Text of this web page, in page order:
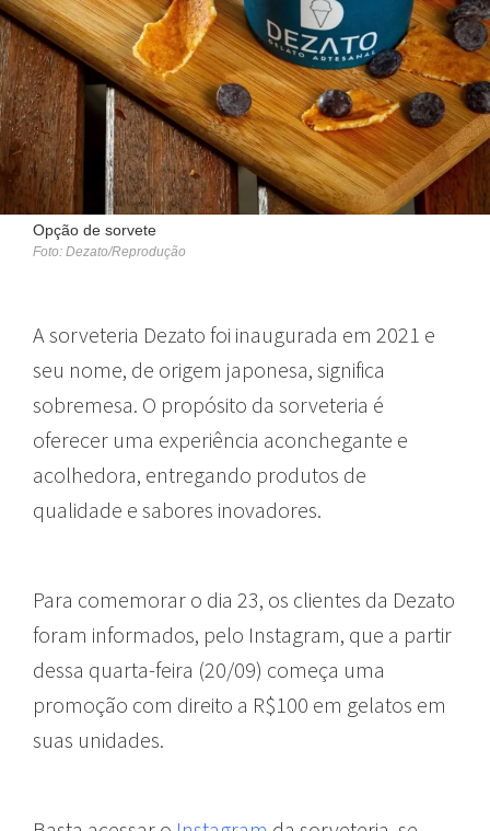
Opção de sorvete
Foto: Dezato/Reprodução
A sorveteria Dezato foi inaugurada em 2021 e
seu nome, de origem japonesa, significa
sobremesa. O propósito da sorveteria é
oferecer uma experiência aconchegante e
acolhedora, entregando produtos de
qualidade e sabores inovadores.
Para comemorar o dia 23, os clientes da Dezato
foram informados, pelo Instagram, que a partir
dessa quarta-feira (20/09) começa uma
promoção com direito a R$100 em gelatos em
suas unidades.